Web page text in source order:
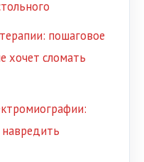
пошаговое
хочет сломать
навредить